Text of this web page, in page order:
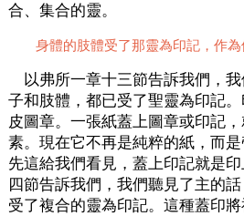
合、集合的靈。
身體的肢體受了那靈為印記，作
以弗所一章十三節告訴我們，
子和肢體，都已受了聖靈為印記
皮圖章。一張紙蓋上圖章或印記
素。現在它不再是純粹的紙，而
先這給我們看見，蓋上印記就是
四節告訴我們，我們聽見了主的
受了複合的靈為印記。這種蓋印